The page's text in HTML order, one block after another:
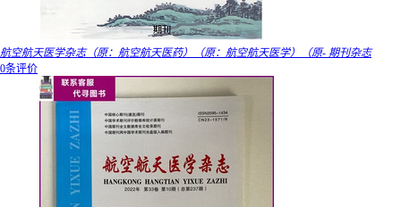
航空航天医学杂志（原：航空航天医药）（原：航空航天医学）（原- 期刊杂志
0条评价